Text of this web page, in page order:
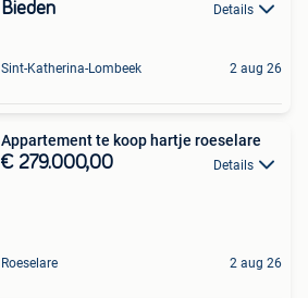
Bieden Details
Sint-Katherina-Lombeek 2 aug 26
Appartement te koop hartje roeselare
€ 279.000,00 Details
Roeselare 2 aug 26